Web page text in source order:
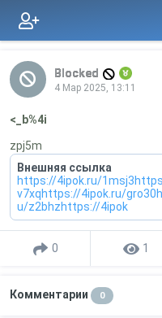
Blocked
4 Мар 2025, 13:11
<_b%4i
zpj5m
Внешняя ссылка
https://4ipok.ru/
v7xqhttps://4ipok.ru/
u/z2bhzhttps://4ipok
0 1
Комментарии 0